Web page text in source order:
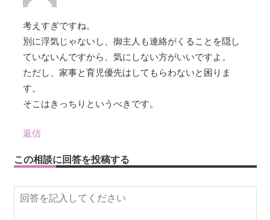
考えすぎですね。
別に浮気じゃないし、御主人も連絡がくることを隠し
ていないんですから、気にしない方がいいですよ。
ただし、家事と育児優先はしてもらわないと困りま
す。
そこはきっちりというべきです。
返信
この相談に回答を投稿する